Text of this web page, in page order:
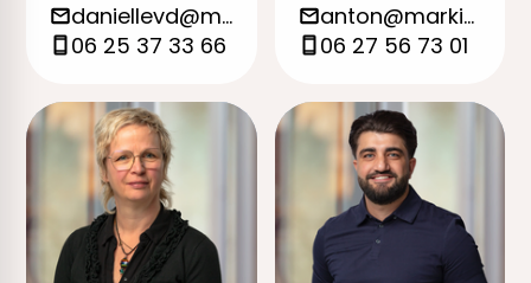
daniellevd@markieza.org
06 25 37 33 66
anton@markieza.org
06 27 56 73 01